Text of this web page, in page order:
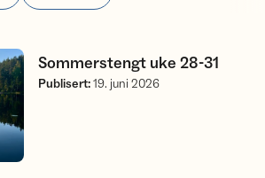
31
Publisert:19. juni 2026
Sommerstengt uke 28-31